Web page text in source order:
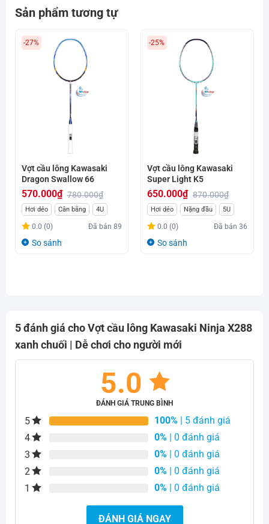
Sản phẩm tương tự
-27%
Vợt cầu lông Kawasaki
Dragon Swallow 66
780.000₫
Giá
gốc
là:
570.000₫
Giá
hiện
tại
Hơi dẻo Cân bằng 4U
0.0 (0) Đã bán89
So sánh
-25%
Vợt cầu lông Kawasaki
Super Light K5
870.000₫
Giá
gốc
là:
650.000₫
Giá
hiện
tại
Hơi dẻo Nặng đầu 5U
0.0 (0) Đã bán36
So sánh
5 đánh giá choVợt cầu lông Kawasaki Ninja X288
xanh chuối | Dễ chơi cho người mới
5.0
ĐÁNH GIÁ TRUNG BÌNH
5 100% | 5 đánh giá
4
0% | 0 đánh giá
3
0% | 0 đánh giá
2
0% | 0 đánh giá
1
0% | 0 đánh giá
ĐÁNH GIÁ NGAY